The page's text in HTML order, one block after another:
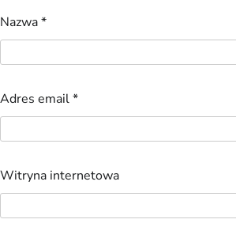
Nazwa*
Adres email*
Witryna internetowa